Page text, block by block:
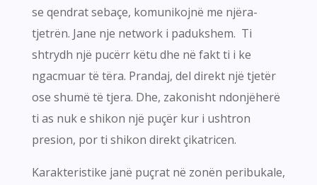
se qendrat sebaçe, komunikojnë me njëra-
tjetrën. Jane nje network i padukshem. Ti
shtrydh një pucërr këtu dhe në fakt ti i ke
ngacmuar të tëra. Prandaj, del direkt një tjetër
ose shumë të tjera. Dhe, zakonisht ndonjëherë
ti as nuk e shikon një puçër kur i ushtron
presion, por ti shikon direkt çikatricen.
Karakteristike janë puçrat në zonën peribukale,